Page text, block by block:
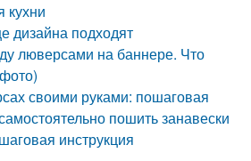
кухни
дизайна подходят
люверсами на баннере. Что
своими руками: пошаговая
пошить занавески
инструкция